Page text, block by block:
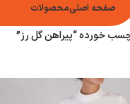
صفحه اصلیمحصولات
خورده “پیراهن گل رز”